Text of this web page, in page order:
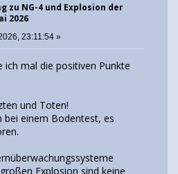
zu NG-4 und Explosion der
2026
23:11:54 »
ich mal die positiven Punkte
und Toten!
bei einem Bodentest, es
Explosion sind keine